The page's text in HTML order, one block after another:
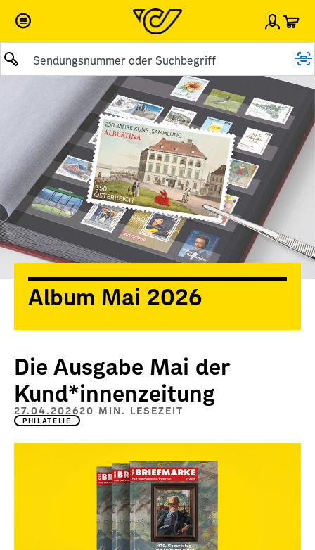
Suche abschicken
Album Mai 2026
Die Ausgabe Mai der
Kund*innenzeitung
27.04.202620 MIN. LESEZEIT
PHILATELIE